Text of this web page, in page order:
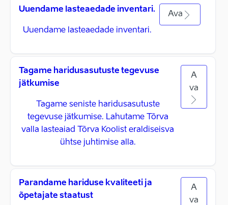
Uuendame lasteaedade inventari.
Uuendame lasteaedade inventari.
Ava
Tagame haridusasutuste tegevuse
jätkumise
Tagame seniste haridusasutuste
tegevuse jätkumise. Lahutame Tõrva
valla lasteaiad Tõrva Koolist eraldiseisva
ühtse juhtimise alla.
A
va
Parandame hariduse kvaliteeti ja
õpetajate staatust
A
va